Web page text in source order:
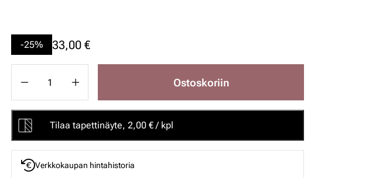
-25% 33,00 €
Ostoskoriin
Tilaa tapettinäyte, 2,00 € / kpl
Verkkokaupan hintahistoria